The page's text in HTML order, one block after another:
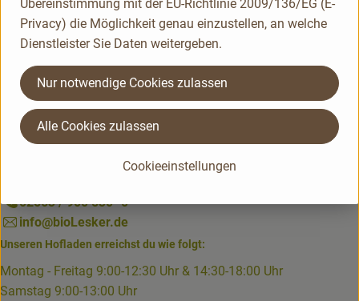
Du hast eine Frage? Unser Kundenservice hilft dir gerne:
Montag bis Freitag von 8-14 Uhr.
02563 / 900 530 -0
info@bioLesker.de
Unseren Hofladen erreichst du wie folgt:
Montag - Freitag 9:00-12:30 Uhr & 14:30-18:00 Uhr
Samstag 9:00-13:00 Uhr
Übereinstimmung mit der EU-Richtlinie 2009/136/EG (E-
Privacy) die Möglichkeit genau einzustellen, an welche
Dienstleister Sie Daten weitergeben.
Cookieeinstellungen
Nur notwendige Cookies zulassen
Alle Cookies zulassen